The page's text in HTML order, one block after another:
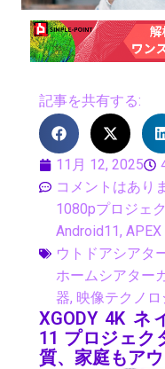
記事を共有する:
11月 12, 2025
コメントはあり
1080pプロジェ
Android11,
ウトドアシアタ
ホームシアター
器, 映像テクノ
XGODY 4K
11 プロジェク
質、家庭もア